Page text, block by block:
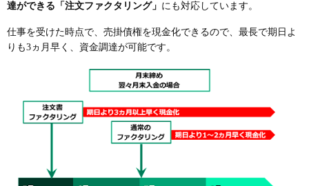
達ができる「注文ファクタリング」 にも対応しています。
仕事を受けた時点で、売掛債権を現金化できるので、最長で期日よ
りも3ヵ月早く、資金調達が可能です。